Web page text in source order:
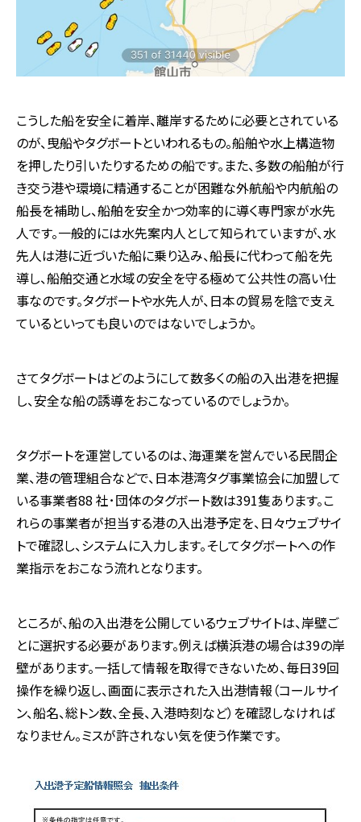
こうした船を安全に着岸、離岸するために必要とされている
のが、曳船やタグボートといわれるもの。船舶や水上構造物
を押したり引いたりするための船です。また、多数の船舶が行
き交う港や環境に精通することが困難な外航船や内航船の
船長を補助し、船舶を安全かつ効率的に導く専門家が水先
人です。一般的には水先案内人として知られていますが、水
先人は港に近づいた船に乗り込み、船長に代わって船を先
導し、船舶交通と水域の安全を守る極めて公共性の高い仕
事なのです。タグボートや水先人が、日本の貿易を陰で支え
ているといっても良いのではないでしょうか。
さてタグボートはどのようにして数多くの船の入出港を把握
し、安全な船の誘導をおこなっているのでしょうか。
タグボートを運営しているのは、海運業を営んでいる民間企
業、港の管理組合などで、日本港湾タグ事業協会に加盟して
いる事業者88 社･団体のタグボート数は391隻あります。こ
れらの事業者が担当する港の入出港予定を、日々ウェブサイ
トで確認し、システムに入力します。そしてタグボートへの作
業指示をおこなう流れとなります。
ところが、船の入出港を公開しているウェブサイトは、岸壁ご
とに選択する必要があります。例えば横浜港の場合は39の岸
壁があります。一括して情報を取得できないため、毎日39回
操作を繰り返し、画面に表示された入出港情報（コールサイ
ン、船名、総トン数、全長、入港時刻など）を確認しなければ
なりません。ミスが許されない気を使う作業です。